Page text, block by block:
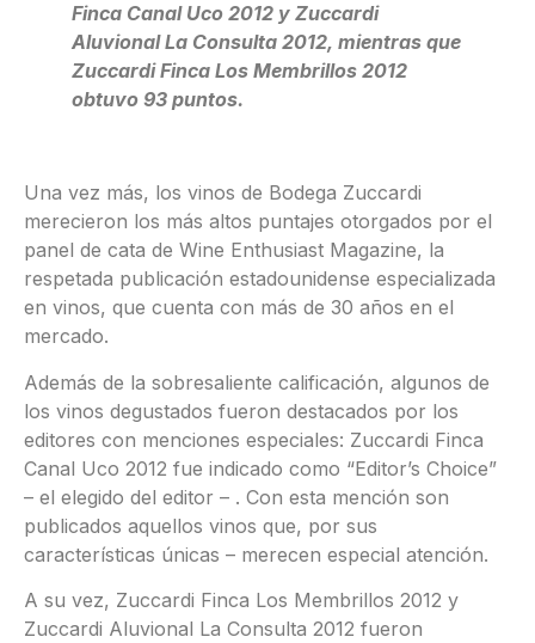
Finca Canal Uco 2012 y Zuccardi
Aluvional La Consulta 2012, mientras que
Zuccardi Finca Los Membrillos 2012
obtuvo 93 puntos.
Una vez más, los vinos de Bodega Zuccardi
merecieron los más altos puntajes otorgados por el
panel de cata de Wine Enthusiast Magazine, la
respetada publicación estadounidense especializada
en vinos, que cuenta con más de 30 años en el
mercado.
Además de la sobresaliente calificación, algunos de
los vinos degustados fueron destacados por los
editores con menciones especiales: Zuccardi Finca
Canal Uco 2012 fue indicado como “Editor’s Choice”
– el elegido del editor – . Con esta mención son
publicados aquellos vinos que, por sus
características únicas – merecen especial atención.
A su vez, Zuccardi Finca Los Membrillos 2012 y
Zuccardi Aluvional La Consulta 2012 fueron